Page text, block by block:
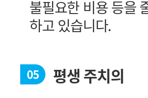
하고 있습니다.
05 평생 주치의